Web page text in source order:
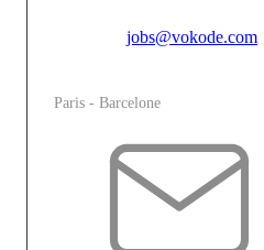
jobs@vokode.com
Paris - Barcelone